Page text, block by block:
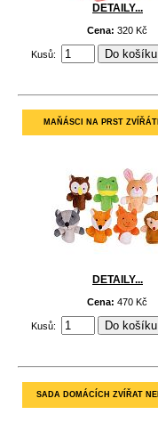
DETAILY...
Cena:320 Kč
Kusů:
MAŇÁSCI NA PRST
DETAILY...
Cena:470 Kč
Kusů:
SADA DOMÁCÍCH ZVÍŘAT